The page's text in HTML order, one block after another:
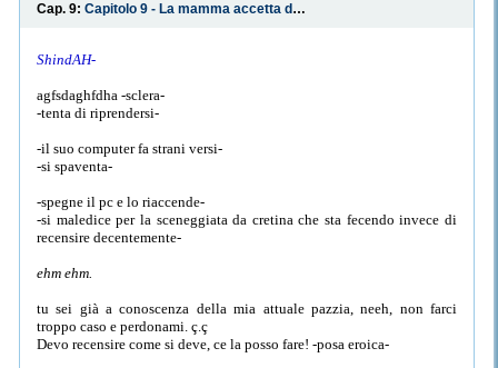
Cap. 9:
Capitolo 9 - La mamma accetta di uscire con te!
ShindAH-
agfsdaghfdha -sclera-
-tenta di riprendersi-
-il suo computer fa strani versi-
-si spaventa-
-spegne il pc e lo riaccende-
-si maledice per la sceneggiata da cretina che sta fecendo invece di
recensire decentemente-
ehm ehm.
tu sei già a conoscenza della mia attuale pazzia, neeh, non farci
troppo caso e perdonami. ç.ç
Devo recensire come si deve, ce la posso fare! -posa eroica-